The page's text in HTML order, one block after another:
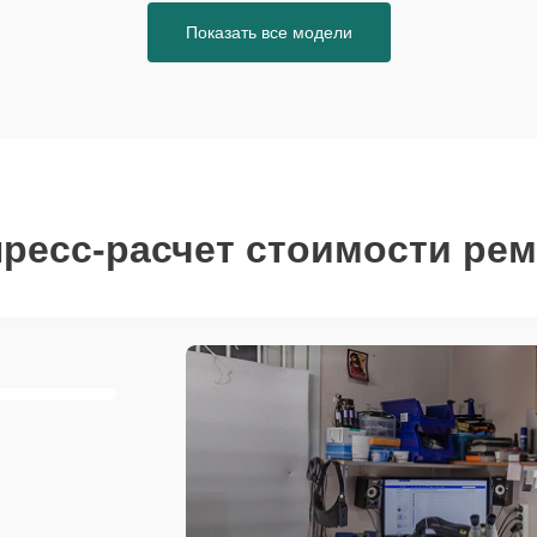
Показать все модели
расчет стоимости